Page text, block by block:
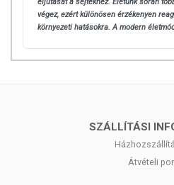
Kisgyermektől elzárva tartandó!
végez, ezért különösen érzékenyen
környezeti hatásokra. A modern
SZÁLLÍTÁSI
Átvételi